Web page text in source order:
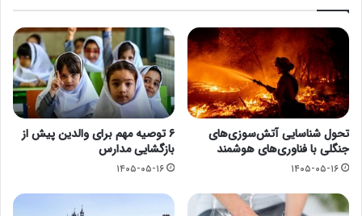
تحول شناسایی آتش‌سوزی‌های
جنگلی با فناوری‌های هوشمند
۱۴۰۵-۰۵-۱۶
۶ توصیه مهم برای والدین پیش از
بازگشایی مدارس
۱۴۰۵-۰۵-۱۶